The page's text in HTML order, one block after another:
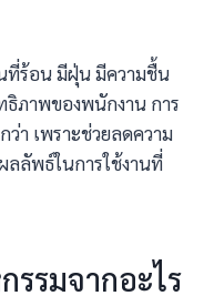
ที่ร้อน มีฝุ่น มีความชื้น
ภาพของพนักงาน การ
า เพราะช่วยลดความ
ลลัพธ์ในการใช้งานที่
รมจากอะไร